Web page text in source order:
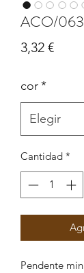
ACO/
3,32 €Precio
cor*
Cantidad *
Pendente